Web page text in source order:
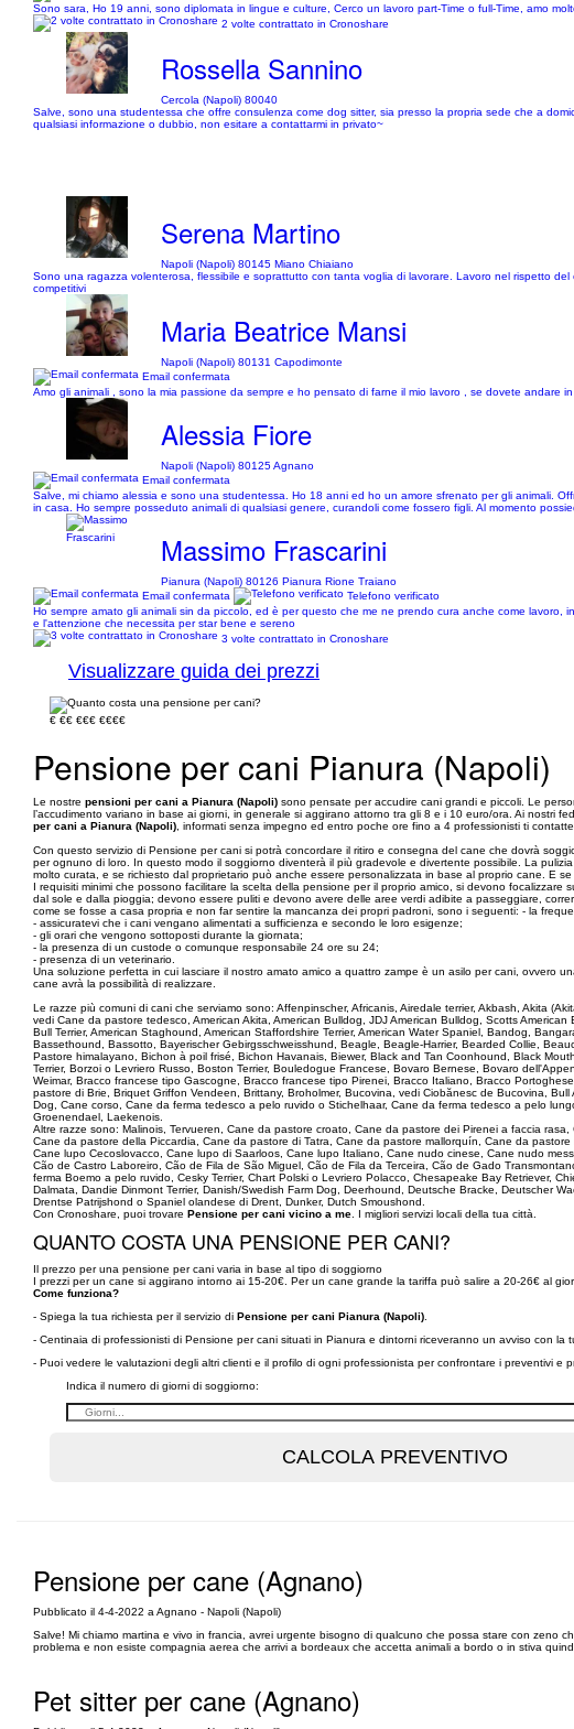
Sono sara, Ho 19 anni, sono diplomata in lingue e culture, Cerco un lavoro part-Time o full-Time, amo
2 volte contrattato in Cronoshare
Rossella Sannino
Cercola (Napoli) 80040
Salve, sono una studentessa che offre consulenza come dog sitter, sia presso la propria sede che a
qualsiasi informazione o dubbio, non esitare a contattarmi in privato~
Serena Martino
Napoli (Napoli) 80145 Miano Chiaiano
Sono una ragazza volenterosa, flessibile e soprattutto con tanta voglia di lavorare. Lavoro nel rispetto
competitivi
Maria Beatrice Mansi
Napoli (Napoli) 80131 Capodimonte
Email confermata
Amo gli animali , sono la mia passione da sempre e ho pensato di farne il mio lavoro , se dovete andare
Alessia Fiore
Napoli (Napoli) 80125 Agnano
Email confermata
Salve, mi chiamo alessia e sono una studentessa. Ho 18 anni ed ho un amore sfrenato per gli animali.
in casa. Ho sempre posseduto animali di qualsiasi genere, curandoli come fossero figli. Al momento
Massimo Frascarini
Pianura (Napoli) 80126 Pianura Rione Traiano
Email confermata
Telefono verificato
Ho sempre amato gli animali sin da piccolo, ed è per questo che me ne prendo cura anche come
e l'attenzione che necessita per star bene e sereno
3 volte contrattato in Cronoshare
Visualizzare guida dei prezzi
€ €€ €€€ €€€€
Pensione per cani Pianura (Napoli)
Le nostre pensioni per cani a Pianura (Napoli) sono pensate per accudire cani grandi e piccoli. Le
l’accudimento variano in base ai giorni, in generale si aggirano attorno tra gli 8 e i 10 euro/ora. Ai nostri
per cani a Pianura (Napoli) , informati senza impegno ed entro poche ore fino a 4 professionisti ti
Con questo servizio di Pensione per cani si potrà concordare il ritiro e consegna del cane che dovrà
per ognuno di loro. In questo modo il soggiorno diventerà il più gradevole e divertente possibile. La
molto curata, e se richiesto dal proprietario può anche essere personalizzata in base al proprio cane. E
I requisiti minimi che possono facilitare la scelta della pensione per il proprio amico, si devono
dal sole e dalla pioggia; devono essere puliti e devono avere delle aree verdi adibite a passeggiare,
come se fosse a casa propria e non far sentire la mancanza dei propri padroni, sono i seguenti: - la
- assicuratevi che i cani vengano alimentati a sufficienza e secondo le loro esigenze;
- gli orari che vengono sottoposti durante la giornata;
- la presenza di un custode o comunque responsabile 24 ore su 24;
- presenza di un veterinario.
Una soluzione perfetta in cui lasciare il nostro amato amico a quattro zampe è un asilo per cani, ovvero
cane avrà la possibilità di realizzare.
Le razze più comuni di cani che serviamo sono: Affenpinscher, Africanis, Airedale terrier, Akbash, Akita
vedi Cane da pastore tedesco, American Akita, American Bulldog, JDJ American Bulldog, Scotts
Bull Terrier, American Staghound, American Staffordshire Terrier, American Water Spaniel, Bandog,
Bassethound, Bassotto, Bayerischer Gebirgsschweisshund, Beagle, Beagle-Harrier, Bearded Collie,
Pastore himalayano, Bichon à poil frisé, Bichon Havanais, Biewer, Black and Tan Coonhound, Black
Terrier, Borzoi o Levriero Russo, Boston Terrier, Bouledogue Francese, Bovaro Bernese, Bovaro
Weimar, Bracco francese tipo Gascogne, Bracco francese tipo Pirenei, Bracco Italiano, Bracco
pastore di Brie, Briquet Griffon Vendeen, Brittany, Broholmer, Bucovina, vedi Ciobănesc de Bucovina,
Dog, Cane corso, Cane da ferma tedesco a pelo ruvido o Stichelhaar, Cane da ferma tedesco a pelo
Groenendael, Laekenois.
Altre razze sono: Malinois, Tervueren, Cane da pastore croato, Cane da pastore dei Pirenei a faccia
Cane da pastore della Piccardia, Cane da pastore di Tatra, Cane da pastore mallorquín, Cane da
Cane lupo Cecoslovacco, Cane lupo di Saarloos, Cane lupo Italiano, Cane nudo cinese, Cane nudo
Cão de Castro Laboreiro, Cão de Fila de São Miguel, Cão de Fila da Terceira, Cão de Gado
ferma Boemo a pelo ruvido, Cesky Terrier, Chart Polski o Levriero Polacco, Chesapeake Bay Retriever,
Dalmata, Dandie Dinmont Terrier, Danish/Swedish Farm Dog, Deerhound, Deutsche Bracke, Deutscher
Drentse Patrijshond o Spaniel olandese di Drent, Dunker, Dutch Smoushond.
Con Cronoshare, puoi trovare Pensione per cani vicino a me . I migliori servizi locali della tua città.
QUANTO COSTA UNA PENSIONE PER CANI?
Il prezzo per una pensione per cani varia in base al tipo di soggiorno
I prezzi per un cane si aggirano intorno ai 15-20€. Per un cane grande la tariffa può salire a 20-26€ al
Come funziona?
- Spiega la tua richiesta per il servizio di Pensione per cani Pianura (Napoli)
- Centinaia di professionisti di Pensione per cani situati in Pianura e dintorni riceveranno un avviso con
- Puoi vedere le valutazioni degli altri clienti e il profilo di ogni professionista per confrontare i preventivi e
Indica il numero di giorni di soggiorno:
Pensione per cane (Agnano)
Pubblicato il 4-4-2022 a Agnano - Napoli (Napoli)
Salve! Mi chiamo martina e vivo in francia, avrei urgente bisogno di qualcuno che possa stare con zeno
problema e non esiste compagnia aerea che arrivi a bordeaux che accetta animali a bordo o in stiva
Pet sitter per cane (Agnano)